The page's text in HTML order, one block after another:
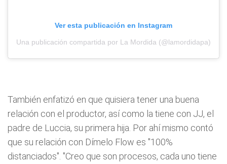
Ver esta publicación en Instagram
Una publicación compartida por La Mordida (@lamordidapa)
También enfatizó en que quisiera tener una buena
relación con el productor, así como la tiene con JJ, el
padre de Luccia, su primera hija. Por ahí mismo contó
que su relación con Dímelo Flow es "100%
distanciados". "Creo que son procesos, cada uno tiene